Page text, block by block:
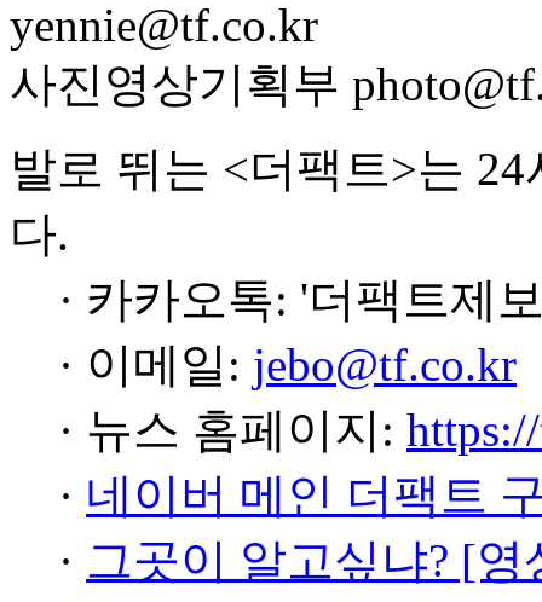
yennie@tf.co.kr
사진영상기획부
발로 뛰는 <더팩트>는
다.
· 카카오톡: '더팩트제
· 이메일: jebo@tf.co.kr
· 뉴스 홈페이지:
· 네이버 메인 더팩트
· 그곳이 알고싶냐? [